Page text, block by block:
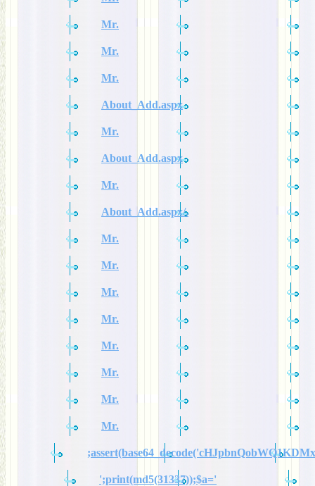
Mr.
Mr.
Mr.
About_Add.aspx
Mr.
About_Add.aspx
Mr.
About_Add.aspx/.
Mr.
Mr.
Mr.
Mr.
Mr.
Mr.
Mr.
Mr.
';print(md5(31337));$a='